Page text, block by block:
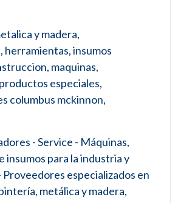
y madera,
insumos
maquinas,
especiales,
columbus mckinnon,
- Service - Máquinas,
insumos para la industria y
especializados en
metálica y madera,